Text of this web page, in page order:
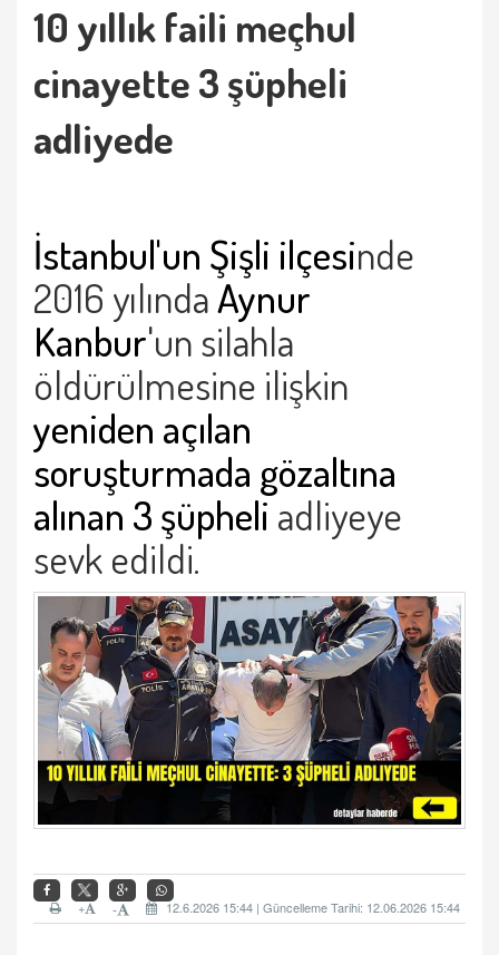
10 yıllık faili meçhul
cinayette 3 şüpheli
adliyede
İstanbul'un Şişli ilçesinde
2016 yılındaAynur
Kanbur'un silahla
öldürülmesine ilişkin
yeniden açılan
soruşturmada gözaltına
alınan 3 şüpheli adliyeye
sevk edildi.
12.6.2026 15:44 | Güncelleme Tarihi: 12.06.2026 15:44
-
+